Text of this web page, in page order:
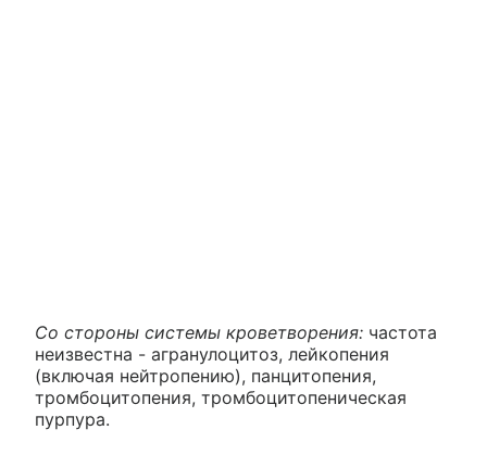
Со стороны системы кроветворения: частота
неизвестна - агранулоцитоз, лейкопения
(включая нейтропению), панцитопения,
тромбоцитопения, тромбоцитопеническая
пурпура.